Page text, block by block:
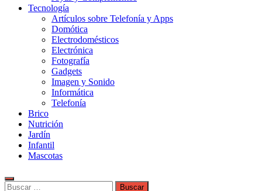
Tecnología
Artículos sobre Telefonía y Apps
Domótica
Electrodomésticos
Electrónica
Fotografía
Gadgets
Imagen y Sonido
Informática
Telefonía
Brico
Nutrición
Jardín
Infantil
Mascotas
Buscar: